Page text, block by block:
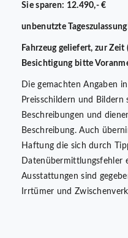
Sie sparen: 12.490,- €
unbenutzte
Fahrzeug geliefert, zur
Besichtigung bitte
Die gemachten Angaben
Preisschildern und Bildern
Beschreibungen und
Beschreibung. Auch
Haftung die sich durch
Datenübermittlungsfehler
Ausstattungen sind
Irrtümer und